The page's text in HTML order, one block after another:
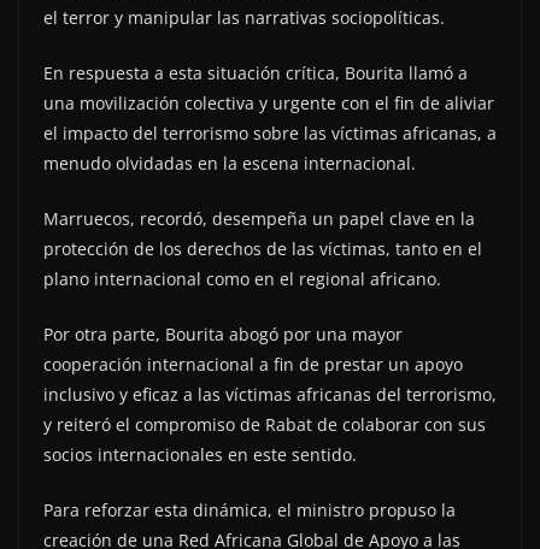
el terror y manipular las narrativas sociopolíticas.
En respuesta a esta situación crítica, Bourita llamó a
una movilización colectiva y urgente con el fin de aliviar
el impacto del terrorismo sobre las víctimas africanas, a
menudo olvidadas en la escena internacional.
Marruecos, recordó, desempeña un papel clave en la
protección de los derechos de las víctimas, tanto en el
plano internacional como en el regional africano.
Por otra parte, Bourita abogó por una mayor
cooperación internacional a fin de prestar un apoyo
inclusivo y eficaz a las víctimas africanas del terrorismo,
y reiteró el compromiso de Rabat de colaborar con sus
socios internacionales en este sentido.
Para reforzar esta dinámica, el ministro propuso la
creación de una Red Africana Global de Apoyo a las